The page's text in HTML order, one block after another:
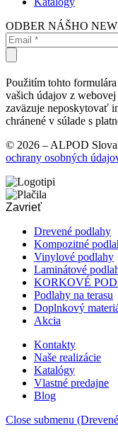
ODBER NÁŠHO
Použitím tohto
vašich údajov z
zaväzuje neposkytovať
chránené v súlade s
© 2026 – ALPOD
ochrany osobných
Zavrieť
Drevené podlahy
Kompozitné
Vinylové podlahy
Laminátové
KORKOVÉ
Podlahy na terasu
Doplnkový
Akcia
Kontakty
Naše realizácie
Katalógy
Vlastné predajne
Blog
Close submenu